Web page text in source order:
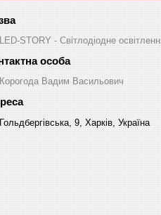
LED-STORY - Світлодіодне
Корогода Вадим Васильович
Гольдбергівська, 9, Харків, Україна